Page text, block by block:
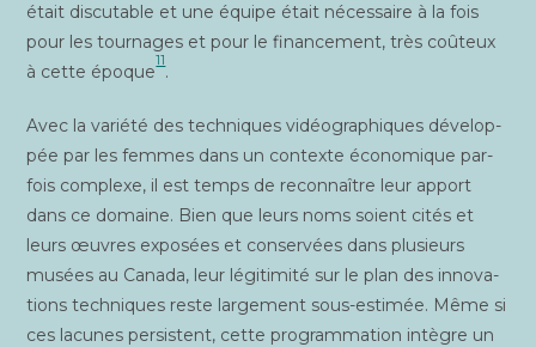
était dis­cu­table et une équipe était néces­saire à la fois
pour les tour­nages et pour le finan­ce­ment, très coû­teux
à cette époque
11
.
Avec la varié­té des tech­niques vidéo­gra­phiques déve­lop­
pée par les femmes dans un contexte éco­no­mique par­
fois com­plexe, il est temps de recon­naître leur apport
dans ce domaine. Bien que leurs noms soient cités et
leurs œuvres expo­sées et conser­vées dans plu­sieurs
musées au Cana­da, leur légi­ti­mi­té sur le plan des inno­va­
tions tech­niques reste lar­ge­ment sous-esti­mée. Même si
ces lacunes per­sistent, cette pro­gram­ma­tion intègre un